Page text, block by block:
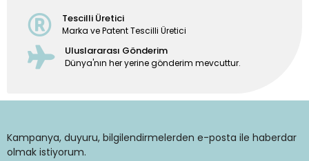
Tescilli Üretici
Marka ve Patent Tescilli Üretici
Uluslararası Gönderim
Dünya'nın her yerine gönderim mevcuttur.
Kampanya, duyuru, bilgilendirmelerden e-posta ile haberdar
olmak istiyorum.